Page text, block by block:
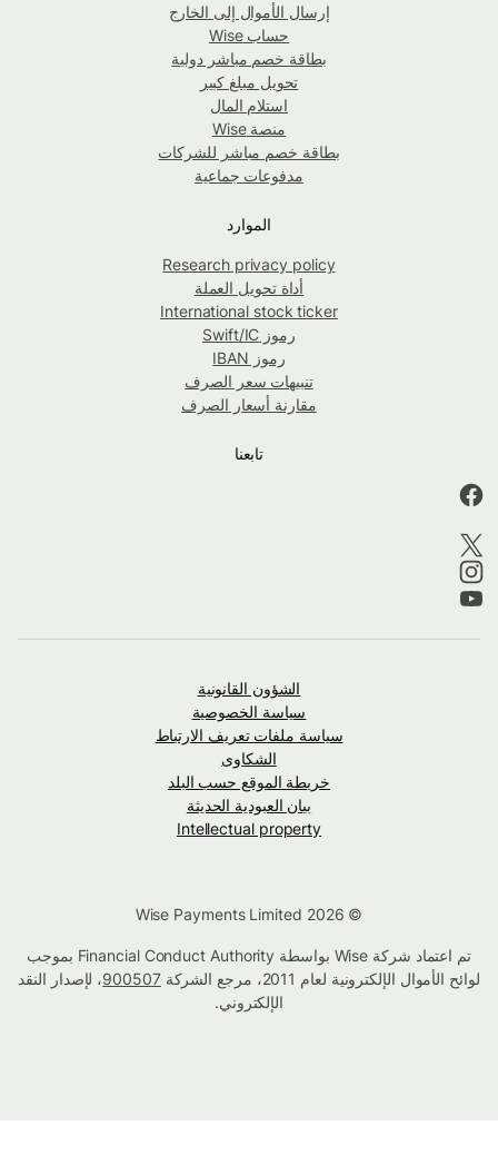
إرسال الأموال إلى الخارج
حساب Wise
بطاقة خصم مباشر دولية
تحويل مبلغ كبير
استلام المال
منصة Wise
بطاقة خصم مباشر للشركات
مدفوعات جماعية
الموارد
Research privacy policy
أداة تحويل العملة
International stock ticker
رموز Swift/IC
رموز IBAN
تنبيهات سعر الصرف
مقارنة أسعار الصرف
تابعنا
الشؤون القانونية
سياسة الخصوصية
سياسة ملفات تعريف الارتباط
الشكاوى
خريطة الموقع حسب البلد
بيان العبودية الحديثة
Intellectual property
تم اعتماد شركة Wise بواسطة Financial Conduct Authority بموجب
لوائح الأموال الإلكترونية لعام 2011، مرجع الشركة
900507، لإصدار النقد
الإلكتروني.